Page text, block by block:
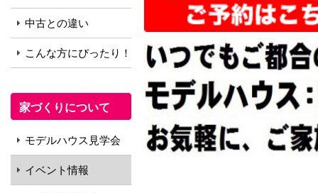
中古との違い
こんな方にぴったり！
家づくりについて
モデルハウス見学会
イベント情報